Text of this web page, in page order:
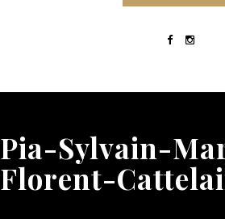
Pia-Sylvain-
Florent-